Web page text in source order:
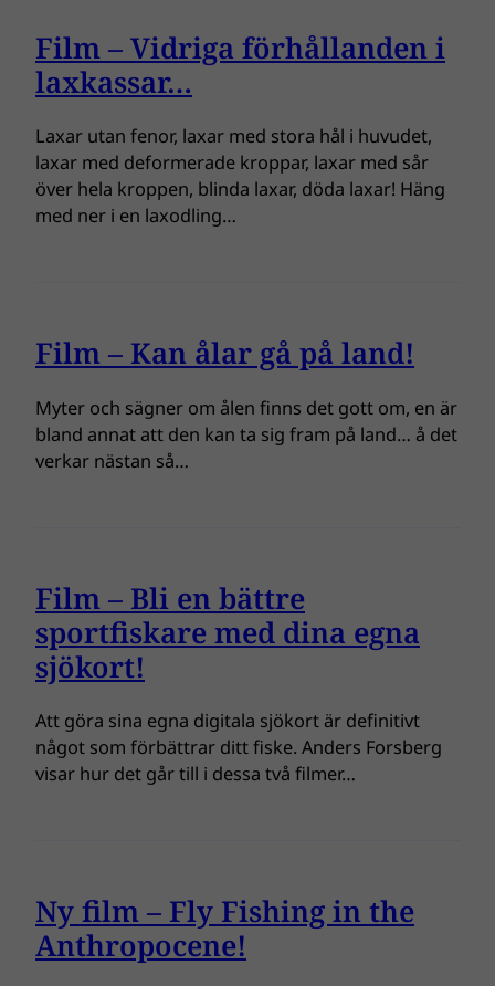
Film – Vidriga förhållanden i
laxkassar…
Laxar utan fenor, laxar med stora hål i huvudet,
laxar med deformerade kroppar, laxar med sår
över hela kroppen, blinda laxar, döda laxar! Häng
med ner i en laxodling…
Film – Kan ålar gå på land!
Myter och sägner om ålen finns det gott om, en är
bland annat att den kan ta sig fram på land… å det
verkar nästan så…
Film – Bli en bättre
sportfiskare med dina egna
sjökort!
Att göra sina egna digitala sjökort är definitivt
något som förbättrar ditt fiske. Anders Forsberg
visar hur det går till i dessa två filmer…
Ny film – Fly Fishing in the
Anthropocene!